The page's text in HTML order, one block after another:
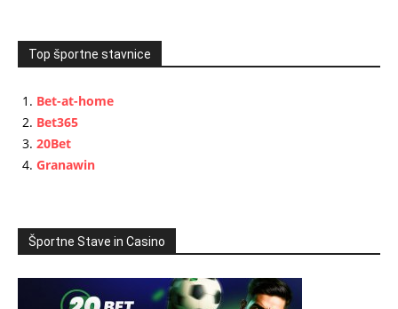
Top športne stavnice
Bet-at-home
Bet365
20Bet
Granawin
Športne Stave in Casino